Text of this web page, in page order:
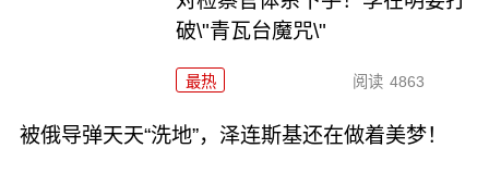
破\"青瓦台魔咒\"
最热 阅读 4863
被俄导弹天天“洗地”，泽连斯基还在做着美梦！